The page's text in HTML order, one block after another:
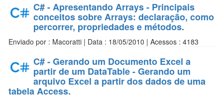
C# - Apresentando Arrays - Principais
conceitos sobre Arrays: declaração, como
percorrer, propriedades e métodos.
Enviado por : Macoratti | Data : 18/05/2010 | Acessos : 4183
C# - Gerando um Documento Excel a
partir de um DataTable - Gerando um
arquivo Excel a partir dos dados de uma
tabela Access.